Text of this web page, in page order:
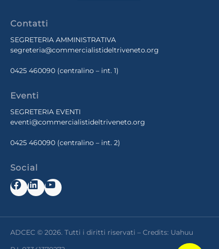
Contatti
SEGRETERIA AMMINISTRATIVA
segreteria@commercialistideltriveneto.org
0425 460090 (centralino – int. 1)
Eventi
SEGRETERIA EVENTI
eventi@commercialistideltriveneto.org
0425 460090 (centralino – int. 2)
Social
Facebook
LinkedIn
YouTube
ADCEC © 2026. Tutti i diritti riservati – Credits: Uahuu